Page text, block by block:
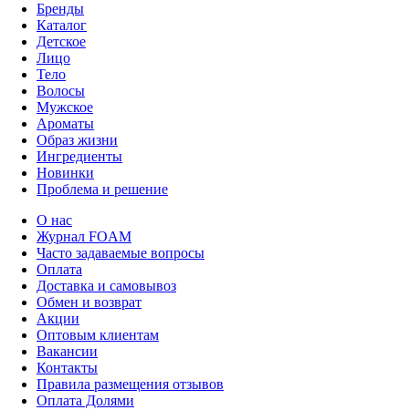
Бренды
Каталог
Детское
Лицо
Тело
Волосы
Мужское
Ароматы
Образ жизни
Ингредиенты
Новинки
Проблема и решение
О нас
Журнал FOAM
Часто задаваемые вопросы
Оплата
Доставка и самовывоз
Обмен и возврат
Акции
Оптовым клиентам
Вакансии
Контакты
Правила размещения отзывов
Оплата Долями